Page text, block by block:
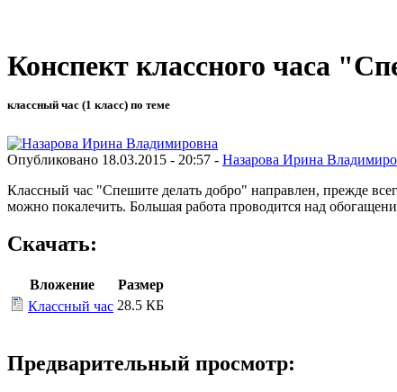
Конспект классного часа
классный час (1 класс) по теме
Опубликовано 18.03.2015 - 20:57 - Назарова Ирина
Классный час "Спешите делать добро" направлен, прежде
можно покалечить. Большая работа проводится над
Скачать:
Вложение
Размер
Классный час 28.5 КБ
Предварительный просмотр: